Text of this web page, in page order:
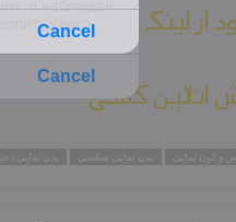
از لینک کمکی
انلاین کمکی